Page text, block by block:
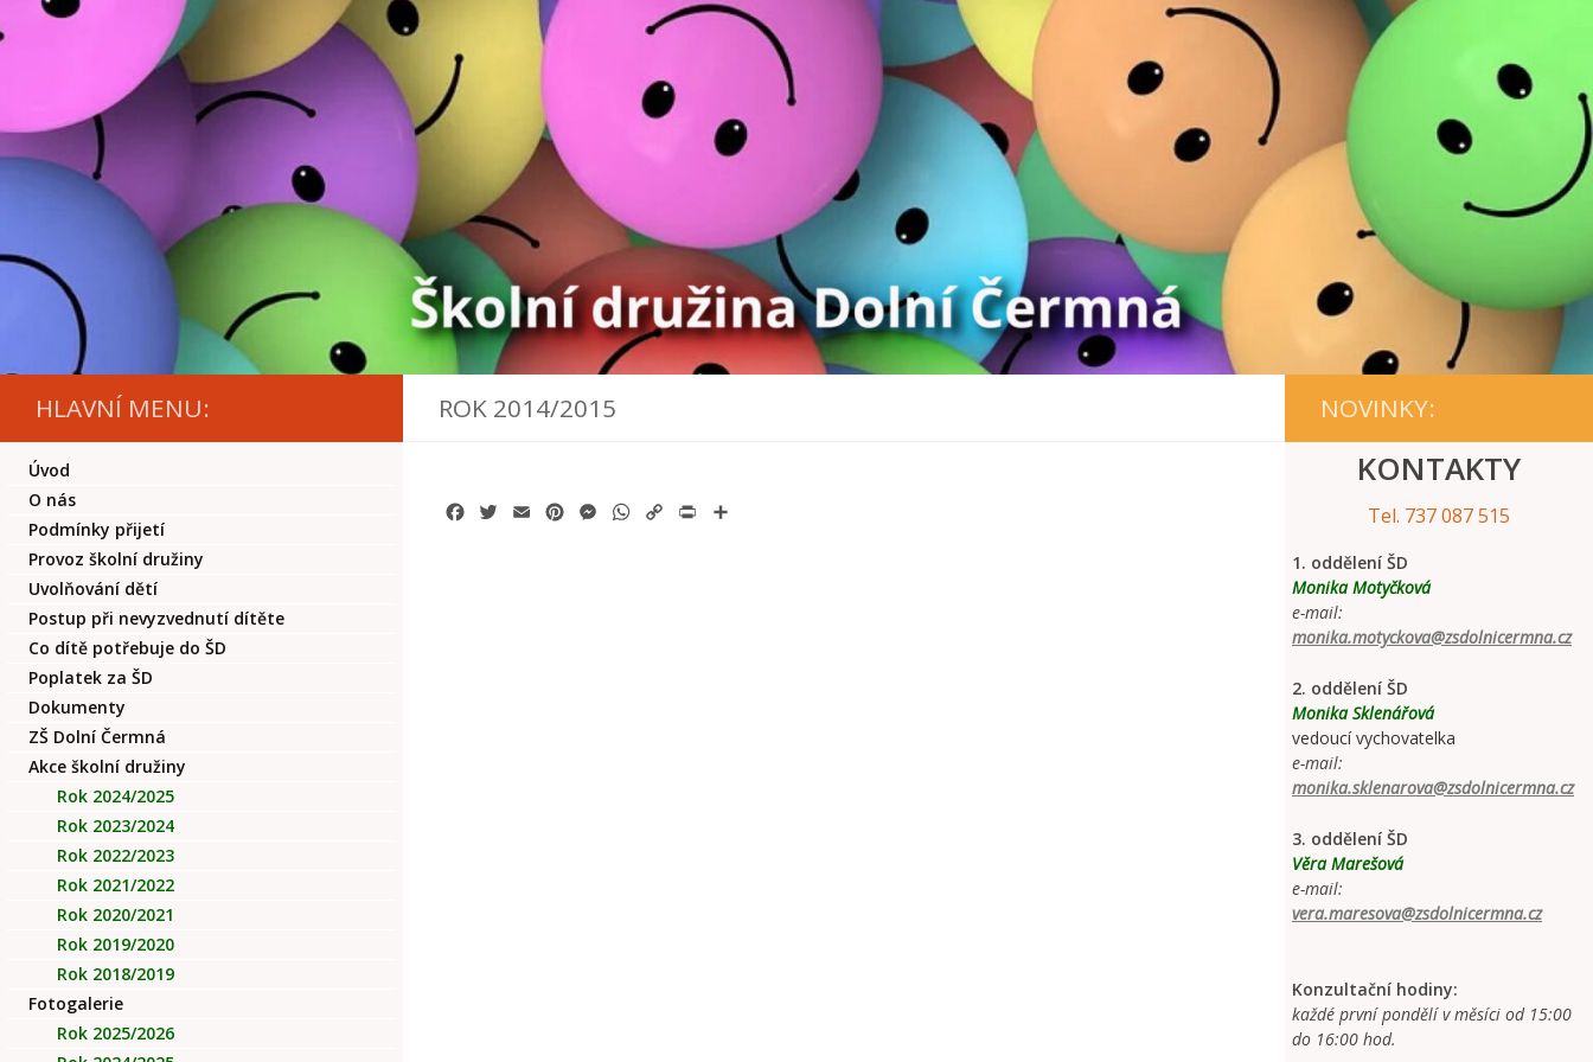
ROK 2014/2015
FacebookTwitterEmail PinterestMessenger
WhatsApp
Copy
Print
HLAVNÍ MENU:
Úvod
O nás
Podmínky přijetí
Provoz školní družiny
Uvolňování dětí
Postup při nevyzvednutí dítěte
Co dítě potřebuje do ŠD
Poplatek za ŠD
Dokumenty
ZŠ Dolní Čermná
Akce školní družiny
Rok 2024/2025
Rok 2023/2024
Rok 2022/2023
Rok 2021/2022
Rok 2020/2021
Rok 2019/2020
Rok 2018/2019
Fotogalerie
Rok 2025/2026
NOVINKY:
KONTAKTY
Tel. 737 087 515
1. oddělení ŠD
Monika Motyčková
e-mail:
monika.motyckova@zsdolnicermna.cz
2. oddělení ŠD
Monika Sklenářová
vedoucí vychovatelka
e-mail:
monika.sklenarova@zsdolnicermna.cz
3. oddělení ŠD
Věra Marešová
e-mail:
vera.maresova@zsdolnicermna.cz
Konzultační hodiny:
každé první pondělí v měsíci od 15:00
do 16:00 hod.